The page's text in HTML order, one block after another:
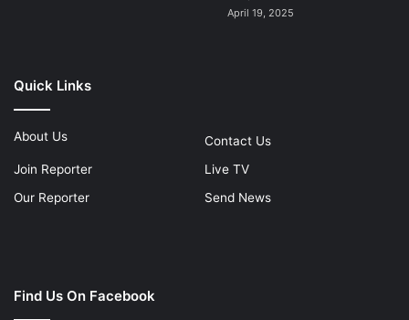
April 19, 2025
Quick Links
About Us
Contact Us
Join Reporter
Live TV
Our Reporter
Send News
Find Us On Facebook